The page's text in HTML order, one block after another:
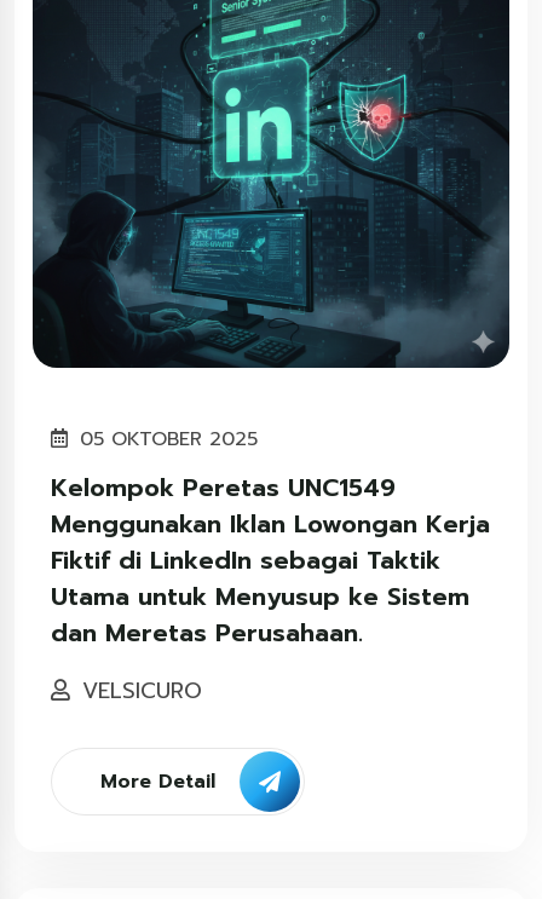
05 OKTOBER 2025
Kelompok Peretas UNC1549
Menggunakan Iklan Lowongan Kerja
Fiktif di LinkedIn sebagai Taktik
Utama untuk Menyusup ke Sistem
dan Meretas Perusahaan.
VELSICURO
More Detail